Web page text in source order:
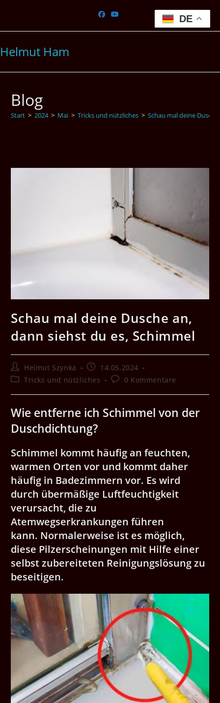
springen
Helmut Ham
Blog
Start > 2024 > Mai > Tricks und nützliches > Schau mal deine
Schau mal deine Dusche an,
dann siehst du es, Schimmel
Beitrags-
Autor:
Helmut Szynka
Beitrag
veröffentlicht:
14.05.2024
Beitrags-
Tricks und nützliches
Beitrags-
0 Kommentare
Wie entferne ich Schimmel von der
Duschdichtung?
Schimmel kommt häufig an feuchten,
warmen Orten vor und kommt daher
häufig in Badezimmern vor. Es wird
durch übermäßige Luftfeuchtigkeit
verursacht, die zu
Atemwegserkrankungen führen
kann. Normalerweise ist es möglich,
diese Pilzerscheinungen mit Hilfe einer
selbst zubereiteten Reinigungslösung zu
beseitigen.
DE